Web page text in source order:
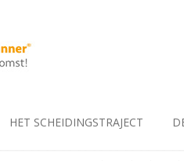
HET SCHEIDINGSTRAJECT